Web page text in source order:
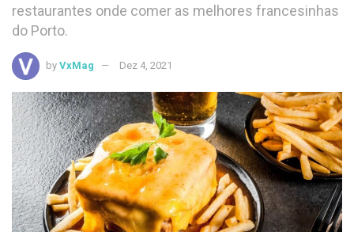
restaurantes onde comer as melhores francesinhas
do Porto.
by VxMag Dez 4, 2021